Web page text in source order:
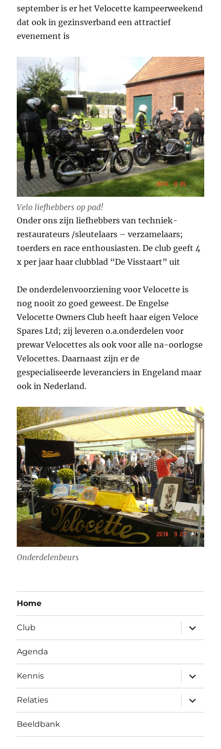
september is er het Velocette kampeerweekend
dat ook in gezinsverband een attractief
evenement is
Velo liefhebbers op pad!
Onder ons zijn liefhebbers van techniek-
restaurateurs /sleutelaars – verzamelaars;
toerders en race enthousiasten. De club geeft 4
x per jaar haar clubblad “De Visstaart” uit
De onderdelenvoorziening voor Velocette is
nog nooit zo goed geweest. De Engelse
Velocette Owners Club heeft haar eigen Veloce
Spares Ltd; zij leveren o.a.onderdelen voor
prewar Velocettes als ook voor alle na-oorlogse
Velocettes. Daarnaast zijn er de
gespecialiseerde leveranciers in Engeland maar
ook in Nederland.
Onderdelenbeurs
Home
Club
Agenda
Kennis
Relaties
Beeldbank